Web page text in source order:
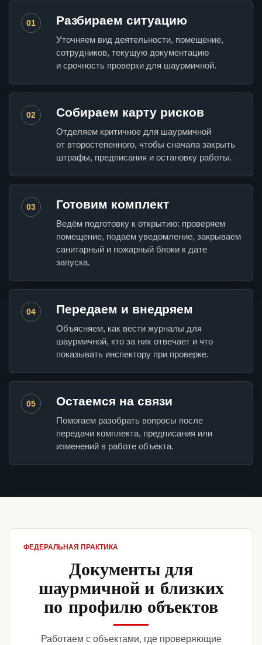
01 Разбираем ситуацию
Уточняем вид деятельности, помещение,
сотрудников, текущую документацию
и срочность проверки для шаурмичной.
02 Собираем карту рисков
Отделяем критичное для шаурмичной
от второстепенного, чтобы сначала закрыть
штрафы, предписания и остановку работы.
03 Готовим комплект
Ведём подготовку к открытию: проверяем
помещение, подаём уведомление, закрываем
санитарный и пожарный блоки к дате
запуска.
04 Передаем и внедряем
Объясняем, как вести журналы для
шаурмичной, кто за них отвечает и что
показывать инспектору при проверке.
05 Остаемся на связи
Помогаем разобрать вопросы после
передачи комплекта, предписания или
изменений в работе объекта.
ФЕДЕРАЛЬНАЯ ПРАКТИКА
Документы для
шаурмичной и близких
по профилю объектов
Работаем с объектами, где проверяющие